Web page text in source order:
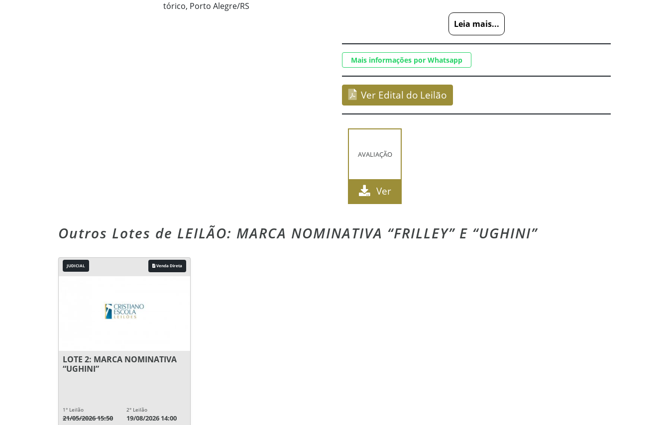
tórico, Porto Alegre/RS
Leia mais...
Mais informações por Whatsapp
Ver Edital do Leilão
AVALIAÇÃO
Ver
Outros Lotes de LEILÃO: MARCA NOMINATIVA “FRILLEY” E “UGHINI”
JUDICIAL Venda Direta
LOTE 2: MARCA NOMINATIVA
“UGHINI”
1° Leilão
21/05/2026 15:50
2° Leilão
19/08/2026 14:00